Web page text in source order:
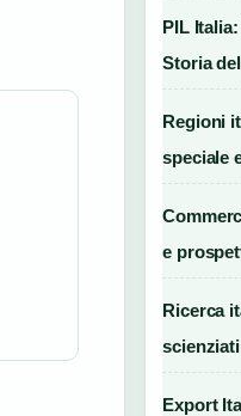
PIL
Storia
Regioni
speciale
e
Ricerca
Export